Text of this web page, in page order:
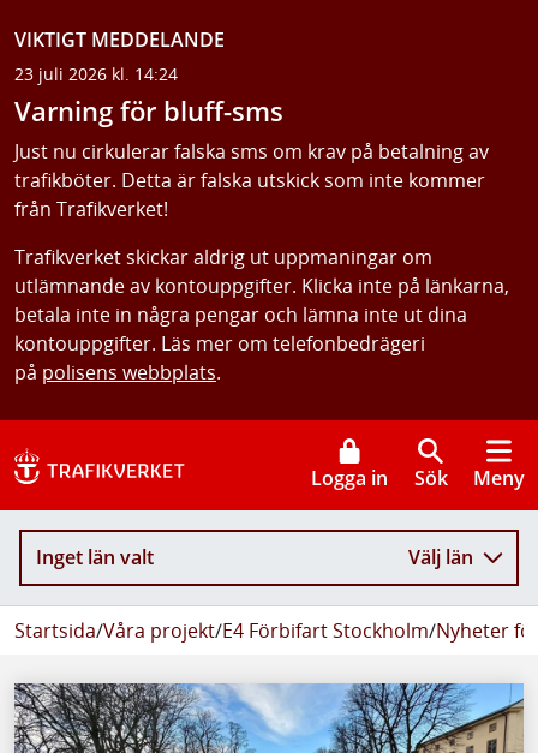
VIKTIGT MEDDELANDE
23 juli 2026 kl. 14:24
Varning för bluff-sms
Just nu cirkulerar falska sms om krav på betalning av
trafikböter. Detta är falska utskick som inte kommer
från Trafikverket!
Trafikverket skickar aldrig ut uppmaningar om
utlämnande av kontouppgifter. Klicka inte på länkarna,
betala inte in några pengar och lämna inte ut dina
kontouppgifter. Läs mer om telefonbedrägeri
på polisens webbplats.
Logga in Sök Meny
Inget län valt Välj län
Startsida/Våra projekt/E4 Förbifart Stockholm/Nyheter